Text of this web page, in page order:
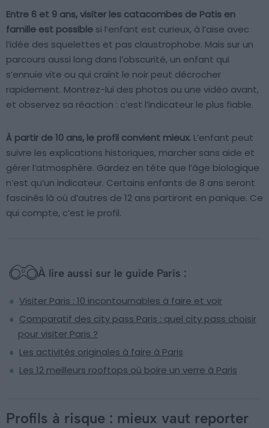
Entre 6 et 9 ans, visiter les catacombes de Patis en
famille est possible si l’enfant est curieux, à l’aise avec
l’idée des squelettes et pas claustrophobe. Mais sur un
parcours aussi long dans l’obscurité, un enfant qui
s’ennuie vite ou qui craint le noir peut décrocher
rapidement. Montrez-lui des photos ou une vidéo avant,
et observez sa réaction : c’est l’indicateur le plus fiable.
À partir de 10 ans, le profil convient mieux. L’enfant peut
suivre les explications historiques, marcher sans aide et
gérer l’atmosphère. Gardez en tête que l’âge biologique
n’est qu’un indicateur. Certains enfants de 8 ans seront
fascinés là où d’autres de 12 ans partiront en panique. Ce
qui compte, c’est le profil.
À lire aussi sur le guide Paris :
Visiter Paris : 10 incontournables à faire et voir
Comparatif des city pass Paris : quel city pass choisir
pour visiter Paris ?
Les activités originales à faire à Paris
Les 12 meilleurs rooftops où boire un verre à Paris
Profils à risque : mieux vaut reporter